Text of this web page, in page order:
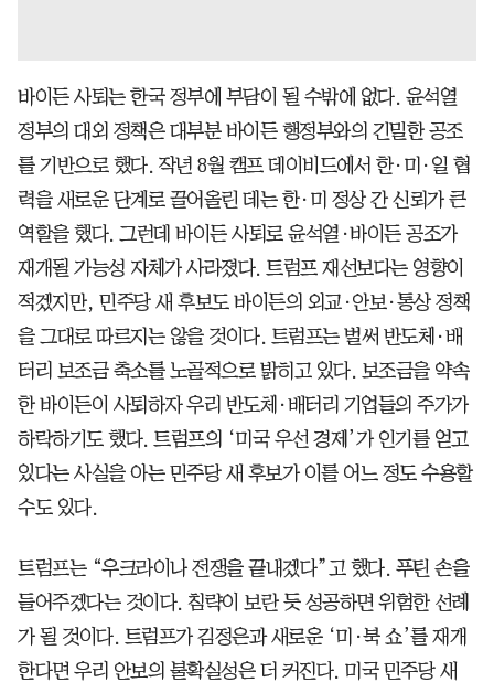
바이든 사퇴는 한국 정부에 부담이 될 수밖에 없다. 윤석열
정부의 대외 정책은 대부분 바이든 행정부와의 긴밀한 공조
를 기반으로 했다. 작년 8월 캠프 데이비드에서 한·미·일 협
력을 새로운 단계로 끌어올린 데는 한·미 정상 간 신뢰가 큰
역할을 했다. 그런데 바이든 사퇴로 윤석열·바이든 공조가
재개될 가능성 자체가 사라졌다. 트럼프 재선보다는 영향이
적겠지만, 민주당 새 후보도 바이든의 외교·안보·통상 정책
을 그대로 따르지는 않을 것이다. 트럼프는 벌써 반도체·배
터리 보조금 축소를 노골적으로 밝히고 있다. 보조금을 약속
한 바이든이 사퇴하자 우리 반도체·배터리 기업들의 주가가
하락하기도 했다. 트럼프의 ‘미국 우선 경제’가 인기를 얻고
있다는 사실을 아는 민주당 새 후보가 이를 어느 정도 수용할
수도 있다.
트럼프는 “우크라이나 전쟁을 끝내겠다”고 했다. 푸틴 손을
들어주겠다는 것이다. 침략이 보란 듯 성공하면 위험한 선례
가 될 것이다. 트럼프가 김정은과 새로운 ‘미·북 쇼’를 재개
한다면 우리 안보의 불확실성은 더 커진다. 미국 민주당 새